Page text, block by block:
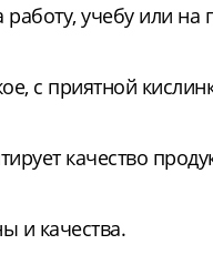
учебу или на
с приятной
качество
и качества.